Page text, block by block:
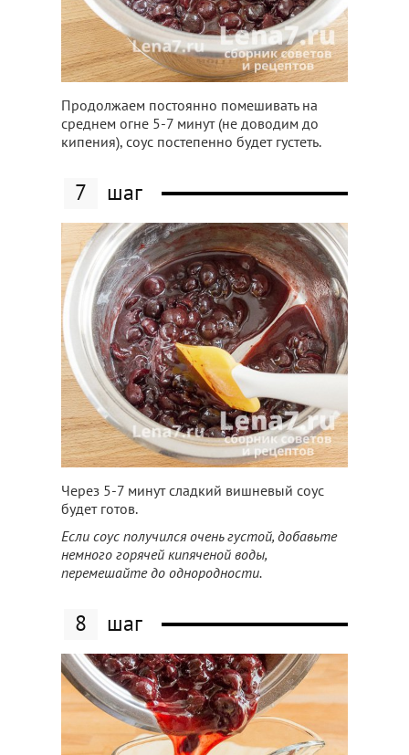
Продолжаем постоянно помешивать на
среднем огне 5-7 минут (не доводим до
кипения), соус постепенно будет густеть.
7 шаг
Через 5-7 минут сладкий вишневый соус
будет готов.
Если соус получился очень густой, добавьте
немного горячей кипяченой воды,
перемешайте до однородности.
8 шаг